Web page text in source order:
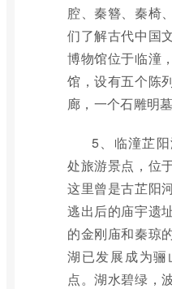
腔、秦簪、秦椅
们了解古代中国
博物馆位于临潼
馆，设有五个陈
廊，一个石雕明墓
5、临潼芷
处旅游景点，位
这里曾是古芷阳
逃出后的庙宇遗
的金刚庙和秦琼
湖已发展成为
点。湖水碧绿，